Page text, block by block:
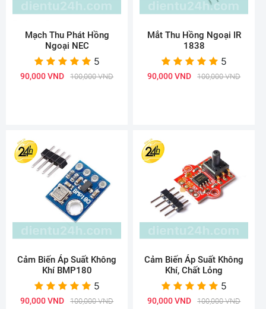
Mạch Thu Phát Hồng
Ngoại NEC
5
90,000 VND 100,000 VND
Mắt Thu Hồng Ngoại IR
1838
5
90,000 VND 100,000 VND
Cảm Biến Áp Suất Không
Khí BMP180
5
90,000 VND 100,000 VND
Cảm Biến Áp Suất Không
Khí, Chất Lỏng
5
90,000 VND 100,000 VND